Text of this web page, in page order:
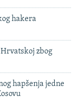
hakera
zbog
hapšenja jedne